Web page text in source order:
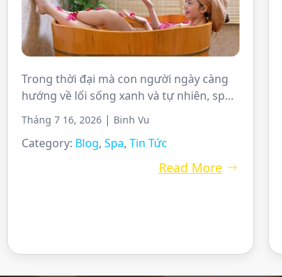
Trong thời đại mà con người ngày càng
hướng về lối sống xanh và tự nhiên, spa
thảo mộc thiên nhiên trở thành lựa chọn
được ưa chuộng để chăm sóc sức khỏe
và làm đẹp. Thay vì sử dụng các sản
phẩm chứa hóa chất, liệu pháp thảo mộc
Tháng 7 16, 2026 | Binh Vu
Category: Blog,Spa,Tin Tức
Read More